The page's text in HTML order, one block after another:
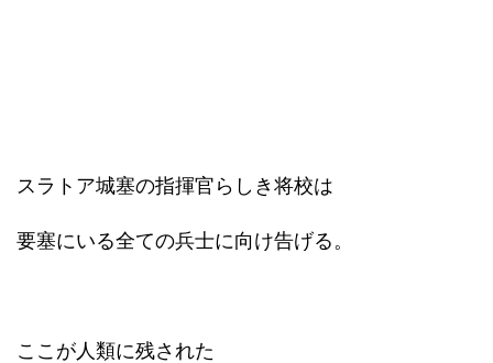
スラトア城塞の指揮官らしき将校は
要塞にいる全ての兵士に向け告げる。
ここが人類に残された